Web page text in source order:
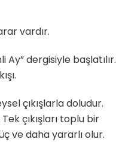
vardır.
Ay” dergisiyle başlatılır.
çıkışlarla doludur.
çıkışları toplu bir
ve daha yararlı olur.